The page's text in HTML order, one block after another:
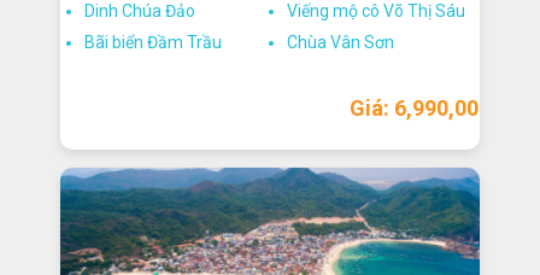
Dinh Chúa Đảo
Viếng mộ cô Võ Thị Sáu
Bãi biển Đầm Trầu
Chùa Vân Sơn
Giá: 6,990,000